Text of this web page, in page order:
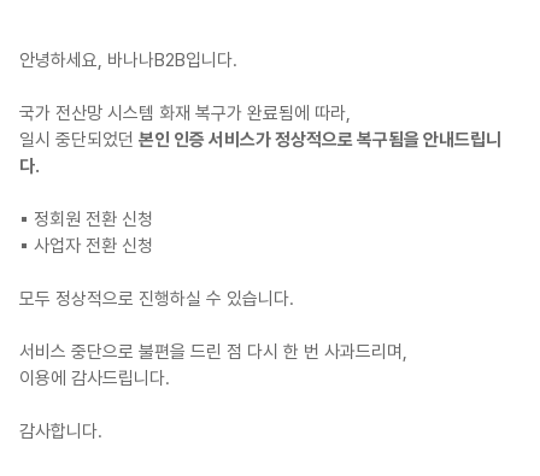
안녕하세요, 바나나B2B입니다.
국가 전산망 시스템 화재 복구가 완료됨에 따라,
일시 중단되었던 본인 인증 서비스가 정상적으로 복구됨을 안내드립니
다.
▪︎ 정회원 전환 신청
▪︎ 사업자 전환 신청
모두 정상적으로 진행하실 수 있습니다.
서비스 중단으로 불편을 드린 점 다시 한 번 사과드리며,
이용에 감사드립니다.
감사합니다.